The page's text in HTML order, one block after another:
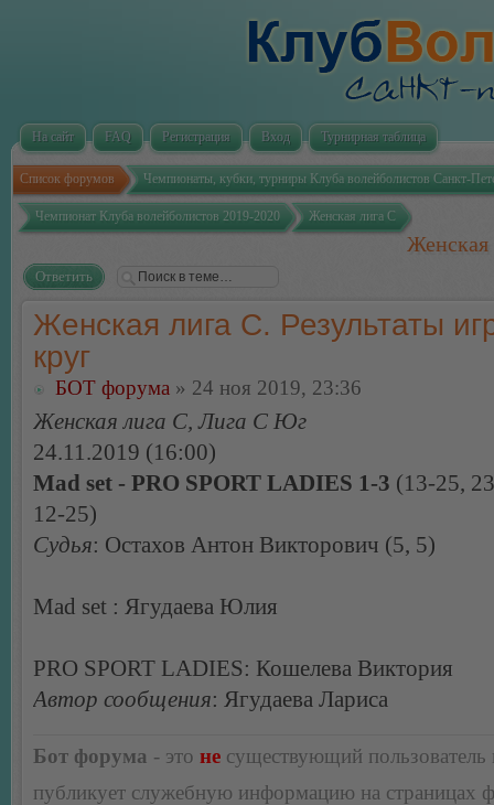
На сайт FAQ Регистрация Вход Турнирная таблица
Список форумов Чемпионаты, кубки, турниры Клуба волейболистов Санкт-
Чемпионат Клуба волейболистов 2019-2020 Женская лига С
Женская
Ответить
Женская лига С. Результаты
круг
БОТ форума » 24 ноя 2019, 23:36
Женская лига С, Лига С Юг
24.11.2019 (16:00)
Mad set - PRO SPORT LADIES 1-3 (13-25,
12-25)
Судья: Остахов Антон Викторович (5, 5)
Mad set : Ягудаева Юлия
PRO SPORT LADIES: Кошелева Виктория
Автор сообщения: Ягудаева Лариса
Бот форума - это не существующий пользователь
публикует служебную информацию на страницах